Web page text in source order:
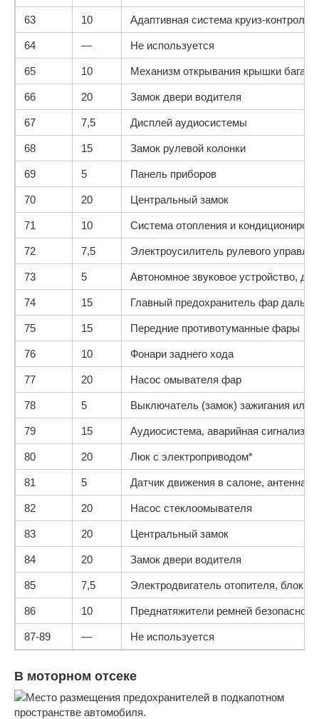
63 10 Адаптивная система круиз-контроля*
64 — Не используется
65 10 Механизм открывания крышки
66 20 Замок двери водителя
67 7,5 Дисплей аудиосистемы
68 15 Замок рулевой колонки
69 5 Панель приборов
70 20 Центральный замок
71 10 Система отопления и
72 7,5 Электроусилитель рулевого
73 5 Автономное звуковое устройство,
74 15 Главный предохранитель фар
75 15 Передние противотуманные фары
76 10 Фонари заднего хода
77 20 Насос омывателя фар
78 5 Выключатель (замок) зажигания или
79 15 Аудиосистема, аварийная
80 20 Люк с электроприводом*
81 5 Датчик движения в салоне, антенна
82 20 Насос стеклоомывателя
83 20 Центральный замок
84 20 Замок двери водителя
85 7,5 Электродвигатель отопителя, блок
86 10 Преднатяжители ремней
87-89 — Не используется
В моторном отсеке